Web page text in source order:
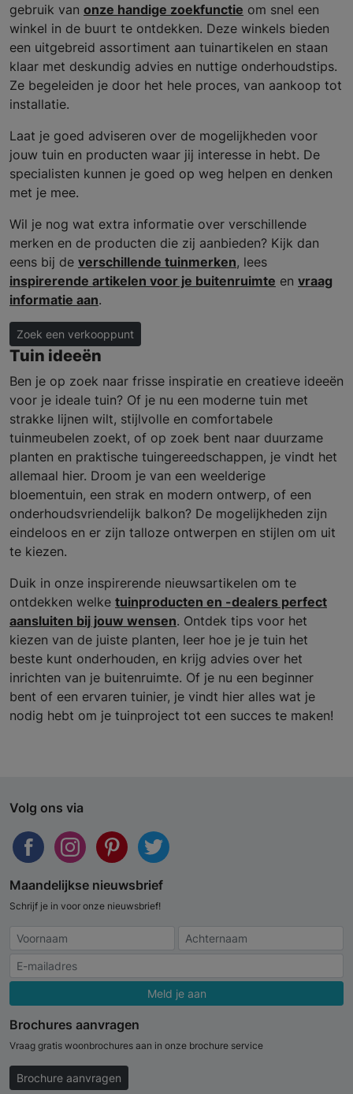
gebruik van onze handige zoekfunctie om snel een
winkel in de buurt te ontdekken. Deze winkels bieden
een uitgebreid assortiment aan tuinartikelen en staan
klaar met deskundig advies en nuttige onderhoudstips.
Ze begeleiden je door het hele proces, van aankoop tot
installatie.
Laat je goed adviseren over de mogelijkheden voor
jouw tuin en producten waar jij interesse in hebt. De
specialisten kunnen je goed op weg helpen en denken
met je mee.
Wil je nog wat extra informatie over verschillende
merken en de producten die zij aanbieden? Kijk dan
eens bij de verschillende tuinmerken, lees
inspirerende artikelen voor je buitenruimte en vraag
informatie aan.
Zoek een verkooppunt
Tuin ideeën
Ben je op zoek naar frisse inspiratie en creatieve ideeën
voor je ideale tuin? Of je nu een moderne tuin met
strakke lijnen wilt, stijlvolle en comfortabele
tuinmeubelen zoekt, of op zoek bent naar duurzame
planten en praktische tuingereedschappen, je vindt het
allemaal hier. Droom je van een weelderige
bloementuin, een strak en modern ontwerp, of een
onderhoudsvriendelijk balkon? De mogelijkheden zijn
eindeloos en er zijn talloze ontwerpen en stijlen om uit
te kiezen.
Duik in onze inspirerende nieuwsartikelen om te
ontdekken welke tuinproducten en -dealers perfect
aansluiten bij jouw wensen. Ontdek tips voor het
kiezen van de juiste planten, leer hoe je je tuin het
beste kunt onderhouden, en krijg advies over het
inrichten van je buitenruimte. Of je nu een beginner
bent of een ervaren tuinier, je vindt hier alles wat je
nodig hebt om je tuinproject tot een succes te maken!
Volg ons via
Maandelijkse nieuwsbrief
Schrijf je in voor onze nieuwsbrief!
Meld je aan
Brochures aanvragen
Vraag gratis woonbrochures aan in onze brochure service
Brochure aanvragen